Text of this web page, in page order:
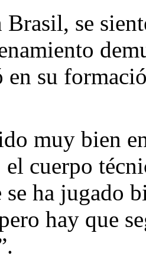
Brasil, se
en su
muy bien
cuerpo
se ha jugado
hay que